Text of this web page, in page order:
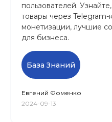
пользователей.
товары через Telegram-
монетизации, лучшие
для бизнеса.
База Знаний
Евгений Фоменко
2024-09-13